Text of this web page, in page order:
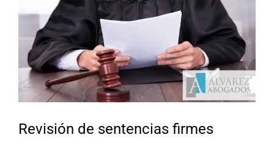
Revisión de sentencias firmes